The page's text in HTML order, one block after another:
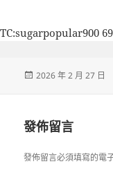
TC:sugarpopular900
發
2026 年 2 月 27 日
發佈留言
發佈留言必須填寫的電